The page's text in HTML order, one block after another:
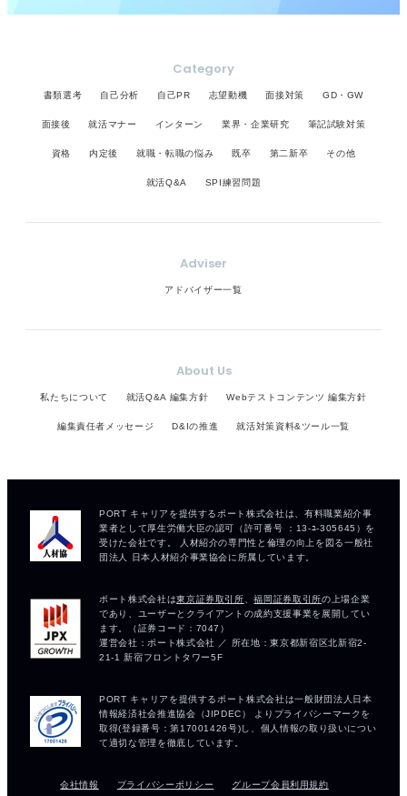
Category
書類選考 自己分析 自己PR 志望動機 面接対策 GD・GW
面接後 就活マナー インターン 業界・企業研究 筆記試験対策
資格 内定後 就職・転職の悩み 既卒 第二新卒 その他
就活Q&A SPI練習問題
Adviser
アドバイザー一覧
About Us
私たちについて 就活Q&A 編集方針 Webテストコンテンツ 編集方針
編集責任者メッセージ D&Iの推進 就活対策資料&ツール一覧
会社情報 プライバシーポリシー グループ会員利用規約